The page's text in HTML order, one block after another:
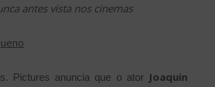
antes vista nos cinemas
Pictures anuncia que o atorJoaquin